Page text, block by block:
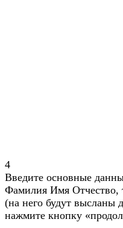
4
Введите основные
Фамилия Имя Отчество,
(на него будут высланы
нажмите кнопку